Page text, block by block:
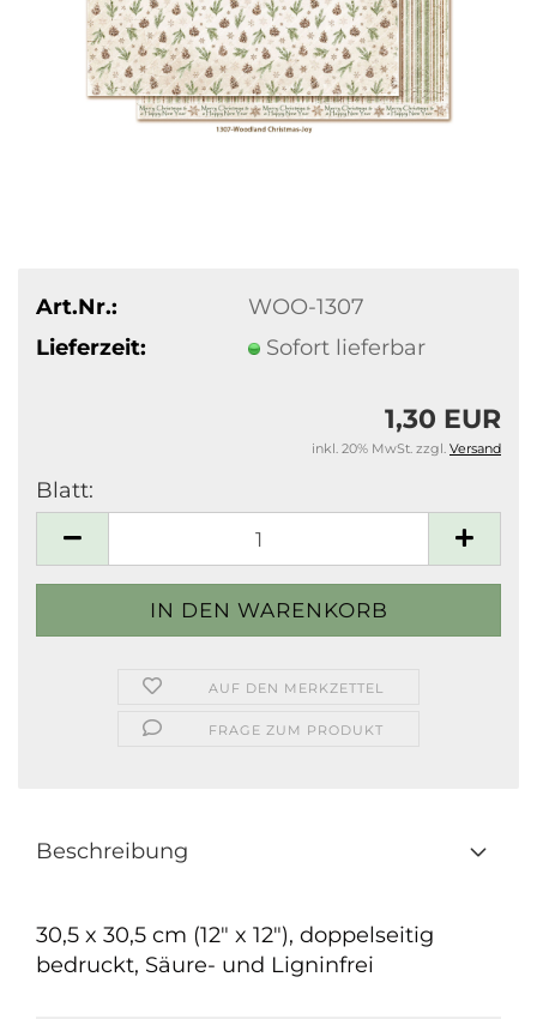
Art.Nr.:
WOO-1307
Lieferzeit:
Sofort lieferbar
1,30 EUR
inkl. 20% MwSt. zzgl. Versand
Blatt:
AUF DEN MERKZETTEL
FRAGE ZUM PRODUKT
Beschreibung
30,5 x 30,5 cm (12" x 12"), doppelseitig
bedruckt, Säure- und Ligninfrei